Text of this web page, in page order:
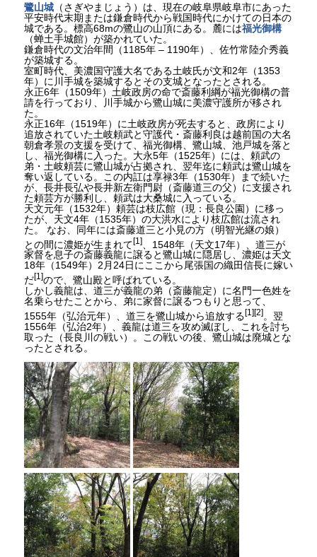
鷺山城（さぎやまじょう）は、現在の岐阜県岐阜市にあった
平安時代末期または鎌倉時代から戦国時代にかけての日本の
城である。標高68mの鷺山の山頂にある。麓には福光御構
（蝉土手城館）が築かれていた。
鎌倉時代の文治年間（1185年 – 1190年）、佐竹常陸介秀義
が築城する。
室町時代、美濃国守護大名である土岐氏が文和2年（1353
年）に川手城を築城するとその支城となったとされる。
永正6年（1509年）土岐政房の命で斎藤利綱が福光御構の普
請を行っており、川手城から鷺山城に美濃守護所が移され
た。
永正16年（1519年）に土岐政房が死去すると、政房により
追放されていた土岐頼武と守護代・斎藤利良は越前国の大名
朝倉孝景の支援を受けて、福光御構、鷺山城、池戸城を落と
し、福光御構に入った。大永5年（1525年）には、頼武の
弟・土岐頼芸に鷺山城が占拠され、翌年迄に頼武は鷺山城を
奪い返している。この内訌は享禄3年（1530年）まで続いた
が、長井長弘や長井新左衛門尉（斎藤道三の父）に支援され
た頼芸方が勝利し、頼武は大桑城に入っている。
天文元年（1532年）頼芸は枝広館（現：長良公園）に移っ
たが、天文4年（1535年）の大洪水により枝広館は流され
た。 なお、同年には斎藤道三と小見の方（明智光継の娘）
との間に濃姫が生まれて[1]、1548年（天文17年）、道三が
家督を息子の斎藤義龍に譲ると鷺山城に隠居し、濃姫は天文
18年（1549年）2月24日にここから尾張国の織田信長に嫁い
だ[1]ので、鷺山殿と呼ばれている。
しかし義龍は、道三が義龍の弟（斎藤龍定）に名門一色姓を
名乗らせたことから、弟に家督に譲るつもりと思って、
1555年（弘治元年）、道三を鷺山城から追放する[1][2]。翌
1556年（弘治2年）、義龍は道三を攻め滅ぼし、これを討ち
取った（長良川の戦い）。この戦いの後、鷺山城は廃城とな
ったとされる。